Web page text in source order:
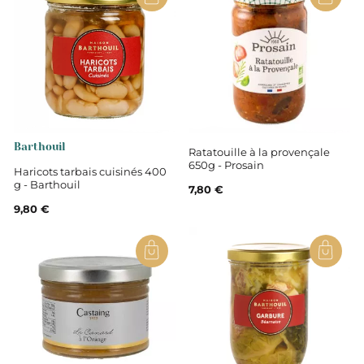
Occitanie
Haute-Garonne
tomate* (27%|orig. France), oignons*, petit épeautre*
(9,2%|gluten|orig. France), parmesan* (2%|lait), huile
de tournesol première pression à froid* (orig. Sud-
Ouest), basilic*(1%), sel de Guérande garanti Nature &
Bio
Barthouil
Haricots tarbais cuisinés 400
g - Barthouil
9,80 €
Ratatouille à la provençale
650g - Prosain
7,80 €